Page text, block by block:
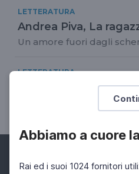
Abbiamo a cuore
Rai ed i suoi 1024 fornitori
LETTERATURA
Andrea Piva, La
Un amore fuori dagli
LETTERATURA
Giulia Baldelli, Un
In cerca di un luogo